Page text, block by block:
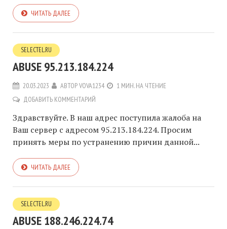
ЧИТАТЬ ДАЛЕЕ
SELECTEL.RU
ABUSE 95.213.184.224
20.03.2023 АВТОРVOVA1234
1 МИН. НА ЧТЕНИЕ
ДОБАВИТЬ КОММЕНТАРИЙ
Здравствуйте. В наш адрес поступила жалоба на
Ваш сервер с адресом 95.213.184.224. Просим
принять меры по устранению причин данной...
ЧИТАТЬ ДАЛЕЕ
SELECTEL.RU
ABUSE 188.246.224.74